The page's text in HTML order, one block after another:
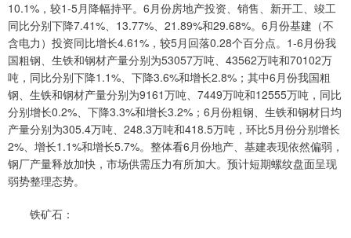
10.1%，较1-5月降幅持平。6月份房地产投资、销售、新开工、竣工
同比分别下降7.41%、13.77%、21.89%和29.68%。6月份基建（不
含电力）投资同比增长4.61%，较5月回落0.28个百分点。1-6月份我
国粗钢、生铁和钢材产量分别为53057万吨、43562万吨和70102万
吨，同比分别下降1.1%、下降3.6%和增长2.8%；其中6月份我国粗
钢、生铁和钢材产量分别为9161万吨、7449万吨和12555万吨，同比
分别增长0.2%、下降3.3%和增长3.2%；6月份粗钢、生铁和钢材日均
产量分别为305.4万吨、248.3万吨和418.5万吨，环比5月份分别增长
2%、增长1.1%和增长5.7%。整体看6月份地产、基建表现依然偏弱，
钢厂产量释放加快，市场供需压力有所加大。预计短期螺纹盘面呈现
弱势整理态势。
铁矿石：